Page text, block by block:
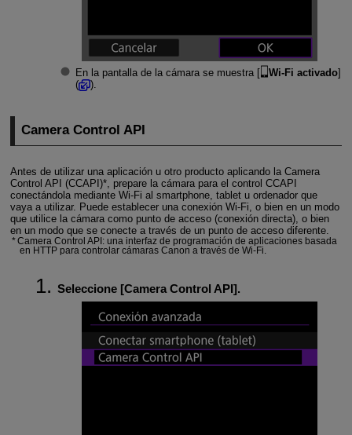
En la pantalla de la cámara se muestra [ Wi-Fi activado]
(
).
Camera Control API
Antes de utilizar una aplicación u otro producto aplicando la Camera
Control API (CCAPI)*, prepare la cámara para el control CCAPI
conectándola mediante Wi-Fi al smartphone, tablet u ordenador que
vaya a utilizar. Puede establecer una conexión Wi-Fi , o bien en un modo
que utilice la cámara como punto de acceso (conexión directa), o bien
en un modo que se conecte a través de un punto de acceso diferente.
Camera Control API: una interfaz de programación de aplicaciones basada
en HTTP para controlar cámaras Canon a través deWi-Fi
Seleccione [Camera Control API].